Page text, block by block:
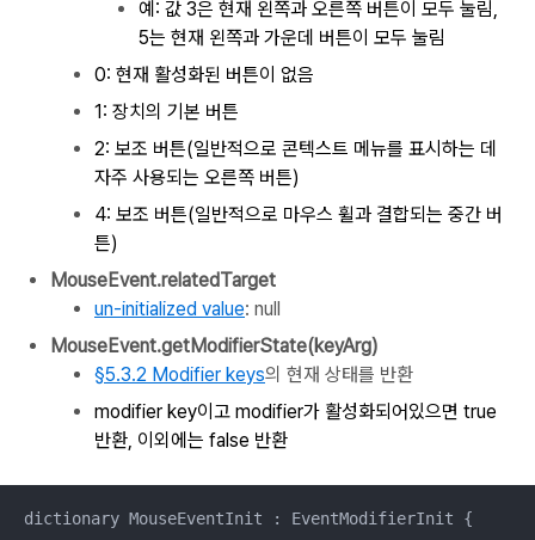
예: 값 3은 현재 왼쪽과 오른쪽 버튼이 모두 눌림,
5는 현재 왼쪽과 가운데 버튼이 모두 눌림
0: 현재 활성화된 버튼이 없음
1: 장치의 기본 버튼
2: 보조 버튼(일반적으로 콘텍스트 메뉴를 표시하는 데
자주 사용되는 오른쪽 버튼)
4: 보조 버튼(일반적으로 마우스 휠과 결합되는 중간 버
튼)
MouseEvent.relatedTarget
un-initialized value: null
MouseEvent.getModifierState(keyArg)
§5.3.2 Modifier keys의 현재 상태를 반환
modifier key이고 modifier가 활성화되어있으면 true
반환, 이외에는 false 반환
dictionary MouseEventInit : EventModifierInit {